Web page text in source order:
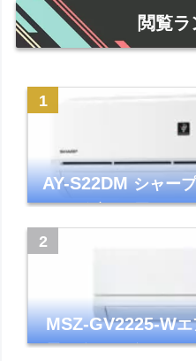
閲覧
AY-S22DMシャー
リーズ 主に6畳 ホワ
MSZ-GV2225-Wエ
霧ヶ峰 2025年モデ